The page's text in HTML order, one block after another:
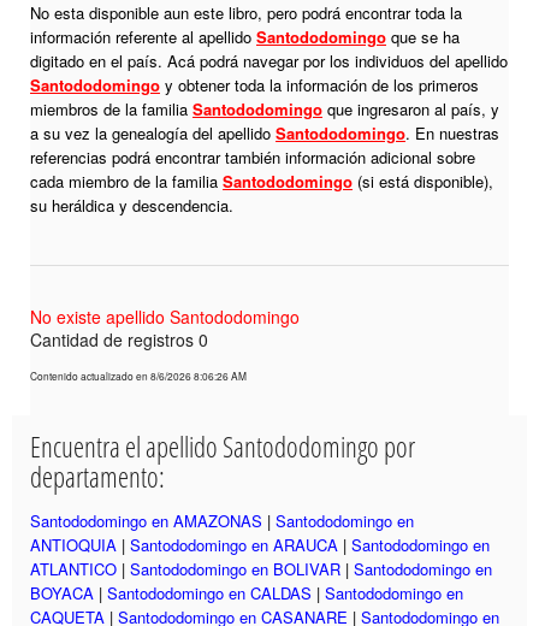
No esta disponible aun este libro, pero podrá encontrar toda la
información referente al apellido Santododomingo que se ha
digitado en el país. Acá podrá navegar por los individuos del apellido
Santododomingo y obtener toda la información de los primeros
miembros de la familia Santododomingo que ingresaron al país, y
a su vez la genealogía del apellido Santododomingo. En nuestras
referencias podrá encontrar también información adicional sobre
cada miembro de la familia Santododomingo (si está disponible),
su heráldica y descendencia.
No existe apellido Santododomingo
Cantidad de registros 0
Contenido actualizado en 8/6/2026 8:06:26 AM
Encuentra el apellido Santododomingo por
departamento:
Santododomingo en AMAZONAS | Santododomingo en
ANTIOQUIA | Santododomingo en ARAUCA | Santododomingo en
ATLANTICO | Santododomingo en BOLIVAR | Santododomingo en
BOYACA | Santododomingo en CALDAS | Santododomingo en
CAQUETA | Santododomingo en CASANARE | Santododomingo en